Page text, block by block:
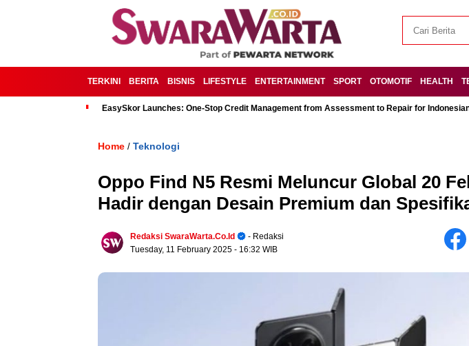
TERKINI BERITA BISNIS LIFESTYLE ENTERTAINMENT SPORT OTOMOTIF HEALTH
EasySkor Launches: One-Stop Credit Management from Assessment to Repair for
Home / Teknologi
Oppo Find N5 Resmi Meluncur Global 20
Hadir dengan Desain Premium dan
Redaksi SwaraWarta.co.id
- Redaksi
Tuesday, 11 February 2025 - 16:32 WIB